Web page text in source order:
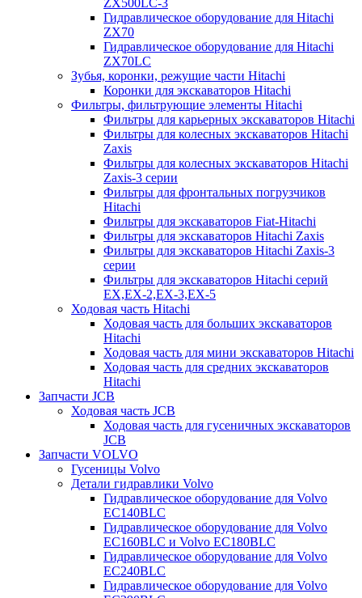
ZX500LC-3
Гидравлическое оборудование для Hitachi
ZX70
Гидравлическое оборудование для Hitachi
ZX70LC
Зубья, коронки, режущие части Hitachi
Коронки для экскаваторов Hitachi
Фильтры, фильтрующие элементы Hitachi
Фильтры для карьерных экскаваторов Hitachi
Фильтры для колесных экскаваторов Hitachi
Zaxis
Фильтры для колесных экскаваторов Hitachi
Zaxis-3 серии
Фильтры для фронтальных погрузчиков
Hitachi
Фильтры для экскаваторов Fiat-Hitachi
Фильтры для экскаваторов Hitachi Zaxis
Фильтры для экскаваторов Hitachi Zaxis-3
серии
Фильтры для экскаваторов Hitachi серий
EX,EX-2,EX-3,EX-5
Ходовая часть Hitachi
Ходовая часть для больших экскаваторов
Hitachi
Ходовая часть для мини экскаваторов Hitachi
Ходовая часть для средних экскаваторов
Hitachi
Запчасти JCB
Ходовая часть JCB
Ходовая часть для гусеничных экскаваторов
JCB
Запчасти VOLVO
Гусеницы Volvo
Детали гидравлики Volvo
Гидравлическое оборудование для Volvo
EC140BLC
Гидравлическое оборудование для Volvo
EC160BLC и Volvo EC180BLC
Гидравлическое оборудование для Volvo
EC240BLC
Гидравлическое оборудование для Volvo